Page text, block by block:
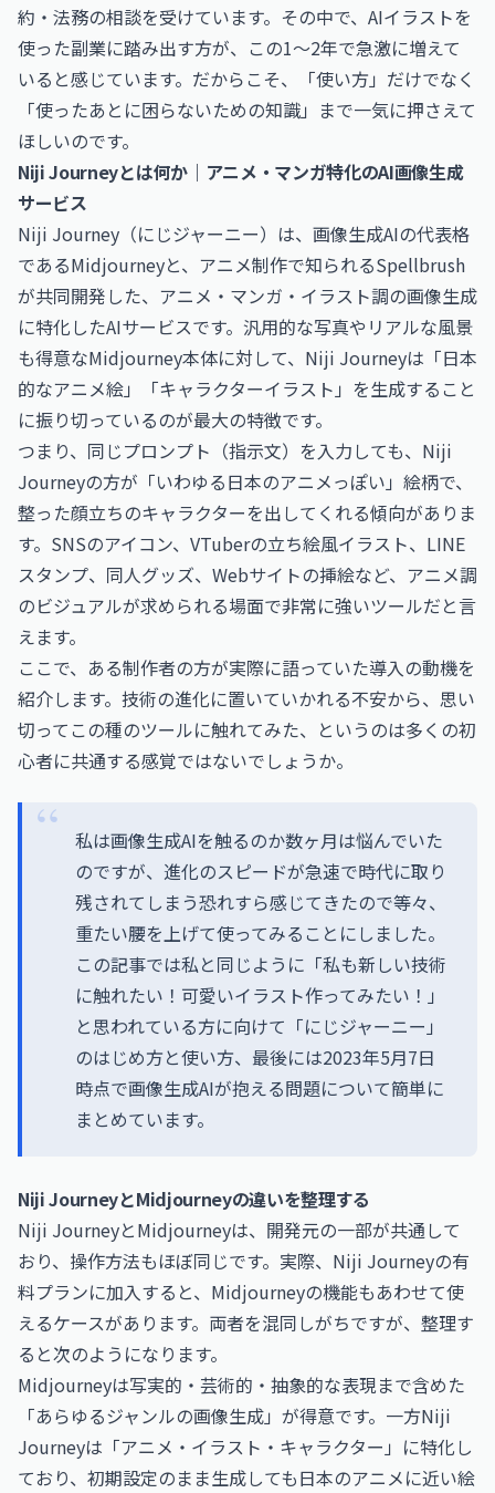
約・法務の相談を受けています。その中で、AIイラストを
使った副業に踏み出す方が、この1〜2年で急激に増えて
いると感じています。だからこそ、「使い方」だけでなく
「使ったあとに困らないための知識」まで一気に押さえて
ほしいのです。
Niji Journeyとは何か｜アニメ・マンガ特化のAI画像生成
サービス
Niji Journey（にじジャーニー）は、画像生成AIの代表格
であるMidjourneyと、アニメ制作で知られるSpellbrush
が共同開発した、アニメ・マンガ・イラスト調の画像生成
に特化したAIサービスです。汎用的な写真やリアルな風景
も得意なMidjourney本体に対して、Niji Journeyは「日本
的なアニメ絵」「キャラクターイラスト」を生成すること
に振り切っているのが最大の特徴です。
つまり、同じプロンプト（指示文）を入力しても、Niji
Journeyの方が「いわゆる日本のアニメっぽい」絵柄で、
整った顔立ちのキャラクターを出してくれる傾向がありま
す。SNSのアイコン、VTuberの立ち絵風イラスト、LINE
スタンプ、同人グッズ、Webサイトの挿絵など、アニメ調
のビジュアルが求められる場面で非常に強いツールだと言
えます。
ここで、ある制作者の方が実際に語っていた導入の動機を
紹介します。技術の進化に置いていかれる不安から、思い
切ってこの種のツールに触れてみた、というのは多くの初
心者に共通する感覚ではないでしょうか。
私は画像生成AIを触るのか数ヶ月は悩んでいた
のですが、進化のスピードが急速で時代に取り
残されてしまう恐れすら感じてきたので等々、
重たい腰を上げて使ってみることにしました。
この記事では私と同じように「私も新しい技術
に触れたい！可愛いイラスト作ってみたい！」
と思われている方に向けて「にじジャーニー」
のはじめ方と使い方、最後には2023年5月7日
時点で画像生成AIが抱える問題について簡単に
まとめています。
Niji JourneyとMidjourneyの違いを整理する
Niji JourneyとMidjourneyは、開発元の一部が共通して
おり、操作方法もほぼ同じです。実際、Niji Journeyの有
料プランに加入すると、Midjourneyの機能もあわせて使
えるケースがあります。両者を混同しがちですが、整理す
ると次のようになります。
Midjourneyは写実的・芸術的・抽象的な表現まで含めた
「あらゆるジャンルの画像生成」が得意です。一方Niji
Journeyは「アニメ・イラスト・キャラクター」に特化し
ており、初期設定のまま生成しても日本のアニメに近い絵